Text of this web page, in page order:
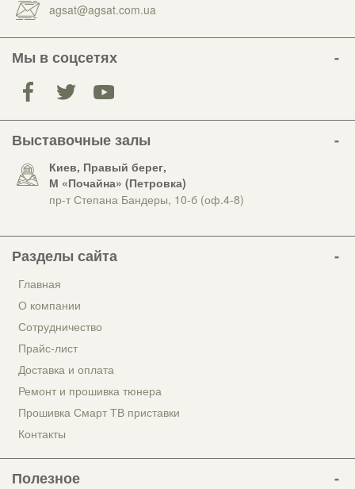
agsat@agsat.com.ua
Мы в соцсетях
Выставочные залы
Киев, Правый берег,
М «Почайна» (Петровка)
пр-т Степана Бандеры, 10-б (оф.4-8)
Разделы сайта
Главная
О компании
Сотрудничество
Прайс-лист
Доставка и оплата
Ремонт и прошивка тюнера
Прошивка Смарт ТВ приставки
Контакты
Полезное